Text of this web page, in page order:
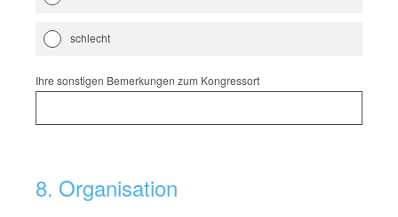
schlecht
Ihre sonstigen Bemerkungen zum Kongressort
8. Organisation